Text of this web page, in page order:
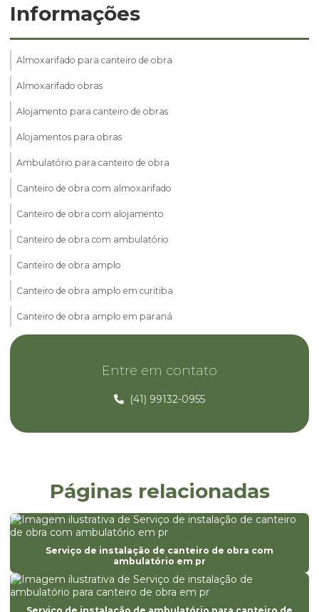
Informações
Almoxarifado para canteiro de obra
Almoxarifado obras
Alojamento para canteiro de obras
Alojamentos para obras
Ambulatório para canteiro de obra
Canteiro de obra com almoxarifado
Canteiro de obra com alojamento
Canteiro de obra com ambulatório
Canteiro de obra amplo
Canteiro de obra amplo em curitiba
Canteiro de obra amplo em paraná
Canteiro de obra com container em curitiba
Canteiro de obra com container em paraná
Canteiro de obra residencial
Canteiro de obra residencial em curitiba
Canteiro de obra residencial em paraná
Canteiro de obra com vestiário
Canteiro de obras construção civil
Entre em contato
(41) 99132-0955
Páginas relacionadas
Serviço de instalação de canteiro de obra com
ambulatório em pr